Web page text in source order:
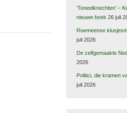
‘Toneelknechten’ –
nieuwe boek 26 juli
Roemeense
juli 2026
De zelfgemaakte
2026
Politici, die kramen
juli 2026